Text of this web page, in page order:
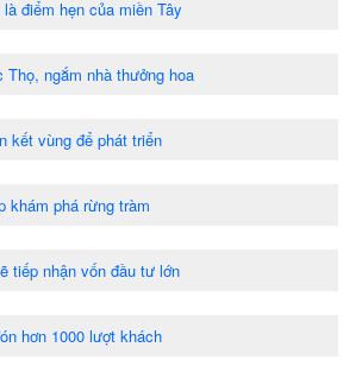
điểm hẹn của miền Tây
Thọ, ngắm nhà thưởng hoa
kết vùng để phát triển
khám phá rừng tràm
tiếp nhận vốn đầu tư lớn
hơn 1000 lượt khách